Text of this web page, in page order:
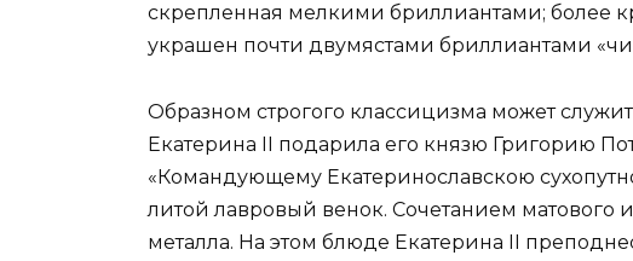
скрепленная мелкими бриллиантами; более
украшен почти двумястами бриллиантами
Образном строгого классицизма может
Екатерина II подарила его князю Григорию
«Командующему Екатеринославскою
литой лавровый венок. Сочетанием матового
металла. На этом блюде Екатерина II